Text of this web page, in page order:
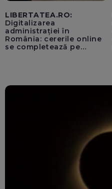
LIBERTATEA.RO:
Digitalizarea
administrației în
România: cererile online
se completează pe